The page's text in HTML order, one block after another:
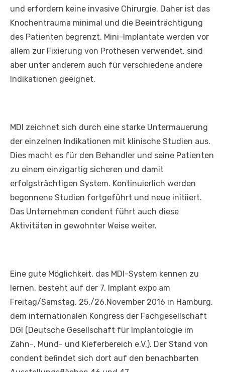
und erfordern keine invasive Chirurgie. Daher ist das
Knochentrauma minimal und die Beeinträchtigung
des Patienten begrenzt. Mini-Implantate werden vor
allem zur Fixierung von Prothesen verwendet, sind
aber unter anderem auch für verschiedene andere
Indikationen geeignet.
MDI zeichnet sich durch eine starke Untermauerung
der einzelnen Indikationen mit klinische Studien aus.
Dies macht es für den Behandler und seine Patienten
zu einem einzigartig sicheren und damit
erfolgsträchtigen System. Kontinuierlich werden
begonnene Studien fortgeführt und neue initiiert.
Das Unternehmen condent führt auch diese
Aktivitäten in gewohnter Weise weiter.
Eine gute Möglichkeit, das MDI-System kennen zu
lernen, besteht auf der 7. Implant expo am
Freitag/Samstag, 25./26.November 2016 in Hamburg,
dem internationalen Kongress der Fachgesellschaft
DGI (Deutsche Gesellschaft für Implantologie im
Zahn-, Mund- und Kieferbereich e.V.). Der Stand von
condent befindet sich dort auf den benachbarten